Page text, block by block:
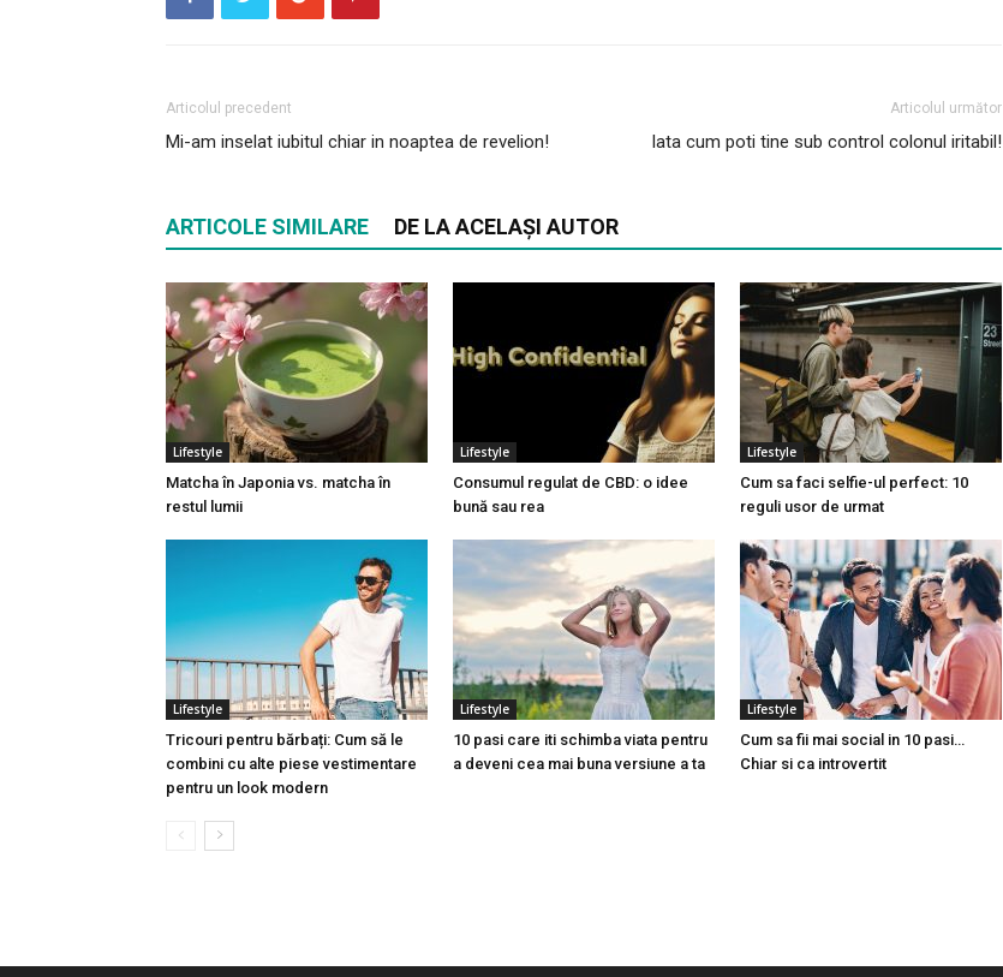
Articolul precedent
Mi-am inselat iubitul chiar in noaptea de revelion!
Articolul următor
Iata cum poti tine sub control colonul iritabil!
ARTICOLE SIMILARE DE LA ACELAȘI AUTOR
Lifestyle
Matcha în Japonia vs. matcha în
restul lumii
Lifestyle
Consumul regulat de CBD: o idee
bună sau rea
Lifestyle
Cum sa faci selfie-ul perfect: 10
reguli usor de urmat
Lifestyle
Tricouri pentru bărbați: Cum să le
combini cu alte piese vestimentare
pentru un look modern
Lifestyle
10 pasi care iti schimba viata pentru
a deveni cea mai buna versiune a ta
Lifestyle
Cum sa fii mai social in 10 pasi…
Chiar si ca introvertit